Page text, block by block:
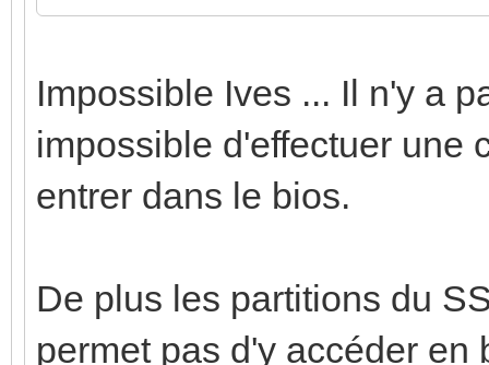
Impossible Ives ... Il n'y a
impossible d'effectuer une
entrer dans le bios.
De plus les partitions du
permet pas d'y accéder